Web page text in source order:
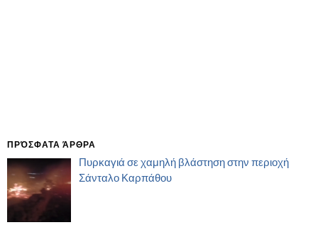
ΠΡΌΣΦΑΤΑ ΆΡΘΡΑ
Πυρκαγιά σε χαμηλή βλάστηση στην περιοχή
Σάνταλο Καρπάθου